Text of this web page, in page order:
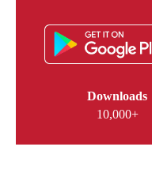
Downloads
10,000+